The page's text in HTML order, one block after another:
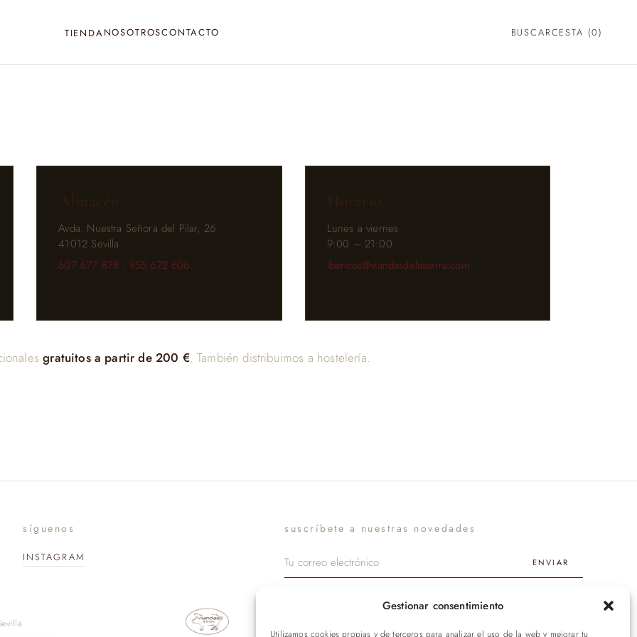
Gestionar consentimiento
Utilizamos cookies propias y de terceros para analizar el uso de la web y mejorar tu
TIENDANOSOTROSCONTACTO BUSCARCESTA (0)
Almacén
Avda. Nuestra Señora del Pilar, 26
41012 Sevilla
607 677 878 · 955 672 606
Horario
Lunes a viernes
9:00 – 21:00
ibericos@viandasdelasierra.com
gratuitos a partir de 200 €. También distribuimos a hostelería.
síguenos
INSTAGRAM
suscríbete a nuestras novedades
ENVIAR